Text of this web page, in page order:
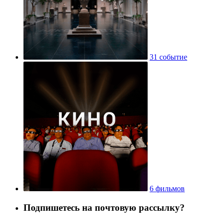
31 событие
6 фильмов
Подпишетесь на почтовую рассылку?